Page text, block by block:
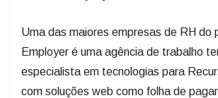
Uma das maiores empresas de RH do
Employer é uma agência de trabalho
especialista em tecnologias para
com soluções web como folha de